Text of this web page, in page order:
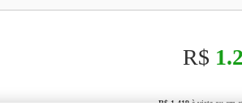
R$
R$ 1.419 à vista ou em
válidos exclusivamente para compras
os preços e condições comerciais